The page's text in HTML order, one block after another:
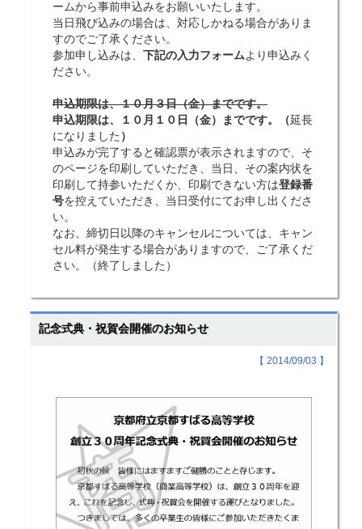
ームから事前申込みをお願いいたします。
当日飛び込みの場合は、対応しかねる場合がありま
すのでご了承ください。
参加申し込みは、 下記の入力フォームより申込みく
ださい。
申込期限は、１０月３日（金）までです。
申込期限は、１０月１０日（金）までです。（延長
になりました ）
申込みが完了すると確認票が表示されますので、そ
のページを印刷していただき、当日、その案内状を
印刷して持参いただくか、印刷できない方は登録番
号を控えていただき、当日受付にてお申し出くださ
い。
なお、締切日以降のキャンセルについては、キャン
セル料が発生する場合がありますので、ご了承くだ
さい。（終了しました）
記念式典・祝賀会開催のお知らせ
【 2014/09/03 】